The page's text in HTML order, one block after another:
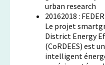
urban research
20162018 :
Le projet
District Energy
(CoRDEES) est
intelligent